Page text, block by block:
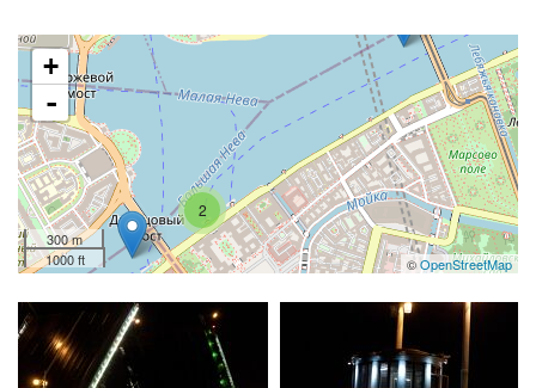
2
+
-
300 m
1000 ft
©OpenStreetMap